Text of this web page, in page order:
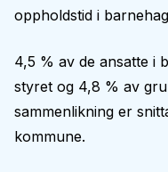
oppholdstid i
4,5 % av de ansatte i
styret og 4,8 % av
sammenlikning er
kommune.